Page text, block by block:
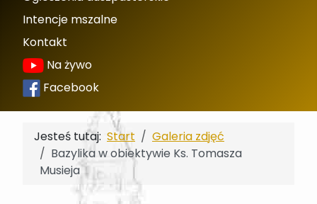
Intencje mszalne
Kontakt
Na żywo
Facebook
Jesteś tutaj: Start
Galeria zdjęć
Bazylika w obiektywie Ks. Tomasza
Musieja